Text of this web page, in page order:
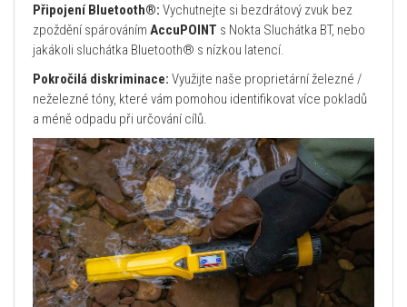
Připojení Bluetooth®: Vychutnejte si bezdrátový zvuk bez
zpoždění spárováním AccuPOINT s Nokta Sluchátka BT, nebo
jakákoli sluchátka Bluetooth® s nízkou latencí.
Pokročilá diskriminace: Využijte naše proprietární železné /
neželezné tóny, které vám pomohou identifikovat více pokladů
a méně odpadu při určování cílů.